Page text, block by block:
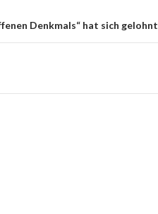
Denkmals“ hat sich gelohnt